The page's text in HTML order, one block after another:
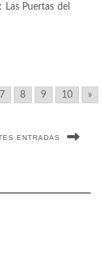
Puertas del
7 8 9 10 »
ENTRADAS